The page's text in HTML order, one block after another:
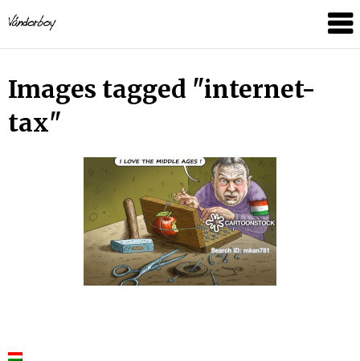
to
content
Images tagged "internet-
tax"